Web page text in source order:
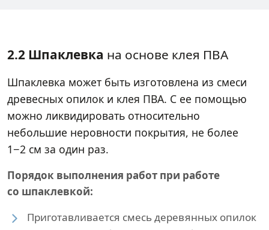
2.2 Шпаклевка на основе клея ПВА
Шпаклевка может быть изготовлена из смеси
древесных опилок и клея ПВА. С ее помощью
можно ликвидировать относительно
небольшие неровности покрытия, не более
1−2 см за один раз.
Порядок выполнения работ при работе
со шпаклевкой:
Приготавливается смесь деревянных опилок